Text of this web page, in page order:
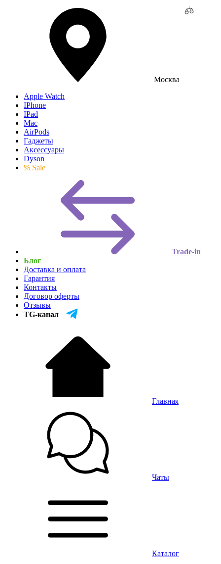
Москва
Apple Watch
IPhone
IPad
Mac
AirPods
Гаджеты
Аксессуары
Dyson
% Sale
Trade-in
Блог
Доставка и оплата
Гарантия
Контакты
Договор оферты
Отзывы
TG-канал
Главная
Чаты
Каталог